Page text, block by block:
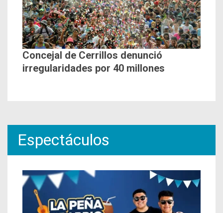
Concejal de Cerrillos denunció
irregularidades por 40 millones
Espectáculos